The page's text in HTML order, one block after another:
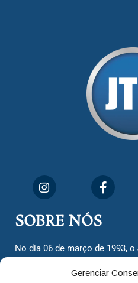
Gerenciar
SOBRE NÓS
No dia 06 de março de 1993,
cidadãos valinhenses, já que